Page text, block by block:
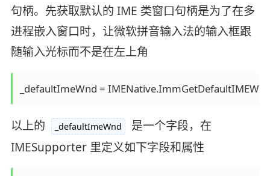
句柄。先获取默认的 IME 类窗口句柄是为了在多
进程嵌入窗口时，让微软拼音输入法的输入框跟
随输入光标而不是在左上角
以上的 _defaultImeWnd
是一个字段，在
IMESupporter 里定义如下字段和属性